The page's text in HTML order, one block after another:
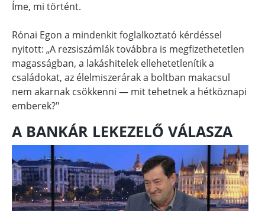
Íme, mi történt.
Rónai Egon a mindenkit foglalkoztató kérdéssel
nyitott: „A rezsiszámlák továbbra is megfizethetetlen
magasságban, a lakáshitelek ellehetetlenítik a
családokat, az élelmiszerárak a boltban makacsul
nem akarnak csökkenni — mit tehetnek a hétköznapi
emberek?"
A BANKÁR LEKEZELŐ VÁLASZA